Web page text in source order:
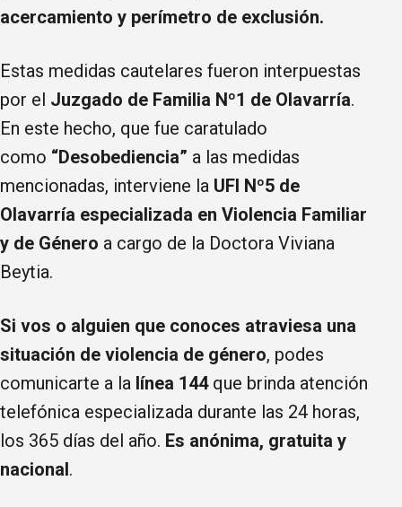
acercamiento y perímetro de exclusión.
Estas medidas cautelares fueron interpuestas
por el Juzgado de Familia Nº1 de Olavarría.
En este hecho, que fue caratulado
como “Desobediencia” a las medidas
mencionadas, interviene la UFI Nº5 de
Olavarría especializada en Violencia Familiar
y de Género a cargo de la Doctora Viviana
Beytia.
Si vos o alguien que conoces atraviesa una
situación de violencia de género, podes
comunicarte a la línea 144que brinda atención
telefónica especializada durante las 24 horas,
los 365 días del año. Es anónima, gratuita y
nacional.